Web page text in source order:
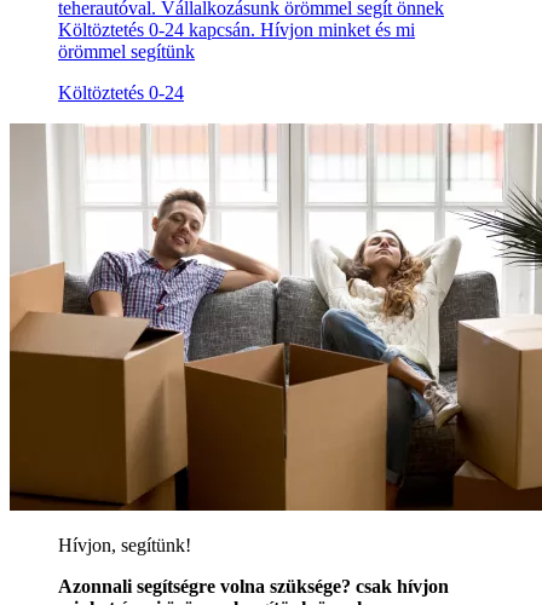
teherautóval. Vállalkozásunk örömmel segít önnek
Költöztetés 0-24 kapcsán. Hívjon minket és mi
örömmel segítünk
Költöztetés 0-24
Hívjon, segítünk!
Azonnali segítségre volna szüksége? csak hívjon